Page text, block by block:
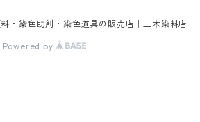
・染色助剤・染色道具の販売店｜三木染料店
Powered by